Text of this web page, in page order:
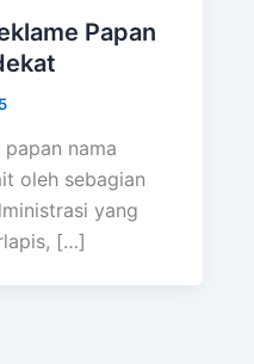
Papan
nama
oleh sebagian
yang
[…]